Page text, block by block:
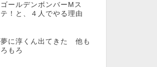
ゴールデンボンバーMス
テ！と、４人でやる理由
夢に淳くん出てきた 他も
ろもろ